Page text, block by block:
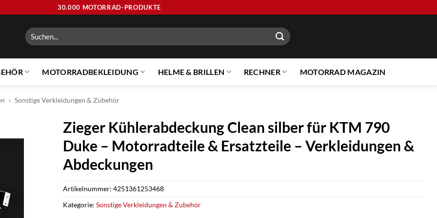
30.000 MOTORRAD-PRODUKTE
Suchen
nach:
MOTORRADBEKLEIDUNG HELME & BRILLEN RECHNER MOTORRAD MAGAZIN
» Sonstige Verkleidungen & Zubehör
Zieger Kühlerabdeckung Clean silber für KTM 790
Duke – Motorradteile & Ersatzteile – Verkleidungen &
Abdeckungen
Artikelnummer: 4251361253468
Kategorie: Sonstige Verkleidungen & Zubehör